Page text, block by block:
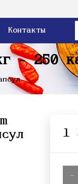
Контакты
- 250
1
-